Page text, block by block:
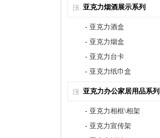
亚克力烟酒展示系列
- 亚克力酒盒
- 亚克力烟盒
- 亚克力台卡
- 亚克力纸巾盒
亚克力办公家居用品系列
- 亚克力相框\相架
- 亚克力宣传架